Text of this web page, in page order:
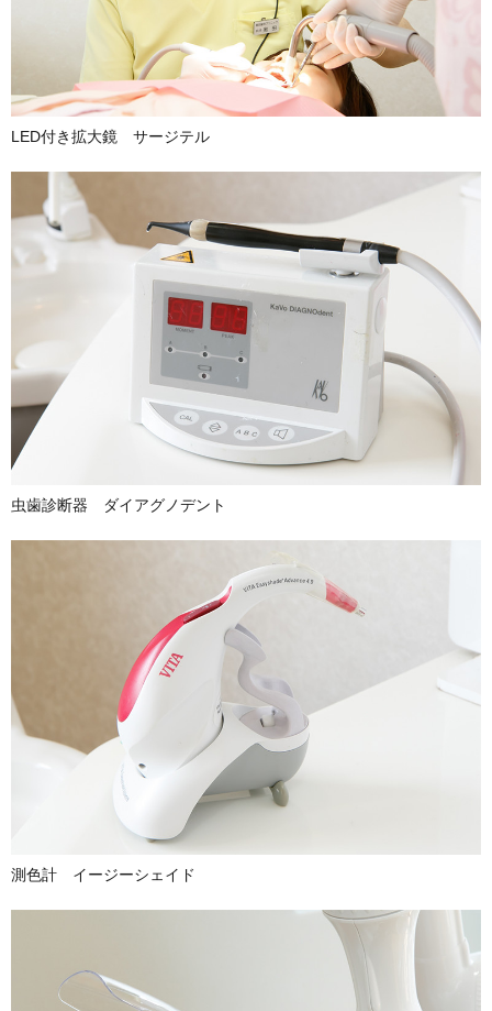
LED付き拡大鏡 サージテル
虫歯診断器 ダイアグノデント
測色計 イージーシェイド